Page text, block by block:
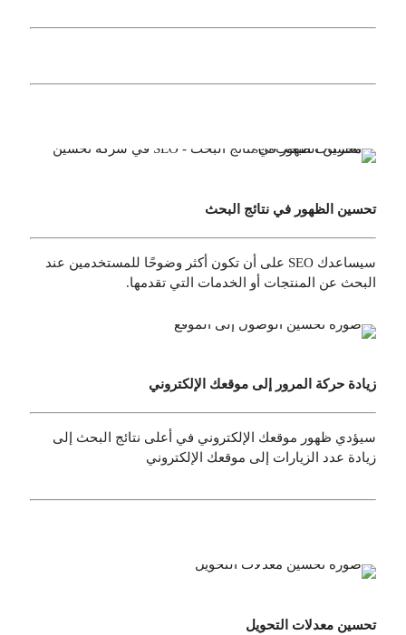
تحسين الظهور في نتائج البحث
سيساعدك SEO على أن تكون أكثر وضوحًا للمستخدمين عند
البحث عن المنتجات أو الخدمات التي تقدمها.
زيادة حركة المرور إلى موقعك الإلكتروني
سيؤدي ظهور موقعك الإلكتروني في أعلى نتائج البحث إلى
زيادة عدد الزيارات إلى موقعك الإلكتروني
تحسين معدلات التحويل